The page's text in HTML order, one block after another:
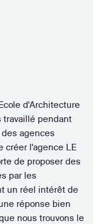
d'Architecture
travaillé pendant
agences
créer l'agence LE
de proposer des
par les
un réel intérêt de
réponse bien
nous trouvons le